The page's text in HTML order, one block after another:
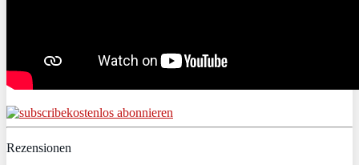
kostenlos abonnieren
Rezensionen